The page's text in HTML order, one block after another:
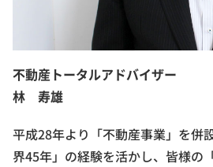
不動産トータルアドバイザー
林 寿雄
平成28年より「不動産事業」を併
界45年」の経験を活かし、皆様の